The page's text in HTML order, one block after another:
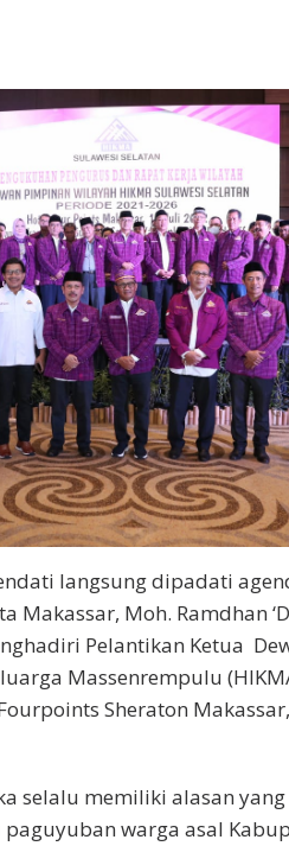
langsung dipadati
Makassar, Moh. Ramdhan
Pelantikan Ketua
Massenrempulu
Sheraton
selalu memiliki alasan
warga asal